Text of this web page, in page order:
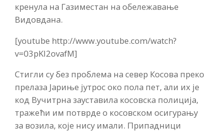
кренула на Газиместан на обележавање
Видовдана.
[youtube http://www.youtube.com/watch?
v=03pKl2ovafM]
Стигли су без проблема на север Косова преко
прелаза Јариње јутрос око пола пет, али их је
код Вучитрна зауставила косовска полиција,
тражећи им потврде о косовском осигурању
за возила, које нису имали. Припадници